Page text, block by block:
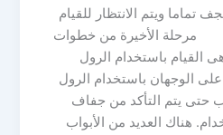
ويتم الانتظار للقيام
مرحلة الأخيرة من خطوات
القيام باستخدام الرول
الوجهان باستخدام الرول
حتى يتم التأكد من جفاف
هناك العديد من الأبواب